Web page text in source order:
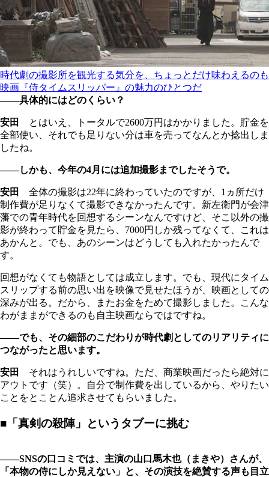
時代劇の撮影所を観光する気分を、ちょっとだけ味わえるのも
映画『侍タイムスリッパー』の魅力のひとつだ
――具体的にはどのくらい？
安田
とはいえ、トータルで2600万円はかかりました。貯金を
全部使い、それでも足りない分は車を売ってなんとか捻出しま
したね。
――しかも、今年の4月には追加撮影までしたそうで。
安田
全体の撮影は22年に終わっていたのですが、1ヵ所だけ
制作費が足りなくて撮影できなかったんです。新左衛門が会津
藩での青年時代を回想するシーンなんですけど、そこ以外の撮
影が終わって貯金を見たら、7000円しか残ってなくて、これは
あかんと。でも、あのシーンはどうしても入れたかったんで
す。
回想がなくても物語としては成立します。でも、現代にタイム
スリップする前の思い出を映像で見せたほうが、映画としての
深みが出る。だから、またお金をためて撮影しました。こんな
わがままができるのも自主映画ならではですね。
――でも、その細部のこだわりが時代劇としてのリアリティに
つながったと思います。
安田
それはうれしいですね。ただ、商業映画だったら絶対に
アウトです（笑）。自分で制作費を出しているから、やりたい
ことをとことん追求させてもらいました。
■「真剣の殺陣」というタブーに挑む
――SNSの口コミでは、主演の山口馬木也（まきや）さんが、
「本物の侍にしか見えない」と、その演技を絶賛する声も目立